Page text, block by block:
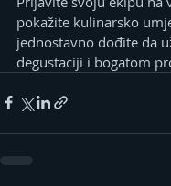
pokažite kulinarsko
jednostavno dođite da
degustaciji i bogatom